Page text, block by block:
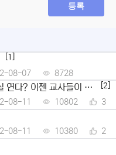
등록
[1]
08-07 8728
연다? 이젠 교사들이 뿔
[2]
08-11 10802 3
08-11 10380 2